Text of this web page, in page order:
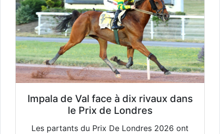
Impala de Val face à dix rivaux dans
le Prix de Londres
Les partants du Prix De Londres 2026 ont